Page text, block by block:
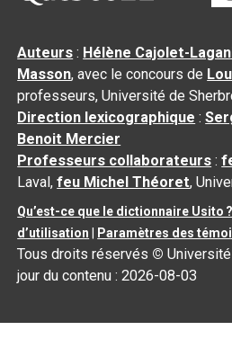
Auteurs : Hélène Cajolet-
Masson, avec le concours de
professeurs, Université de
Direction lexicographique :
Benoit Mercier
Professeurs collaborateurs :
Laval,feu Michel Théoret,
Qu’est-ce que le dictionnaire Usito ?
d’utilisation
Paramètres des
Tous droits réservés ©
jour du contenu :2026-08-03